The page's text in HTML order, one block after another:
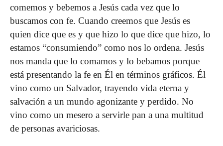
comemos y bebemos a Jesús cada vez que lo
buscamos con fe. Cuando creemos que Jesús es
quien dice que es y que hizo lo que dice que hizo, lo
estamos “consumiendo” como nos lo ordena. Jesús
nos manda que lo comamos y lo bebamos porque
está presentando la fe en Él en términos gráficos. Él
vino como un Salvador, trayendo vida eterna y
salvación a un mundo agonizante y perdido. No
vino como un mesero a servirle pan a una multitud
de personas avariciosas.